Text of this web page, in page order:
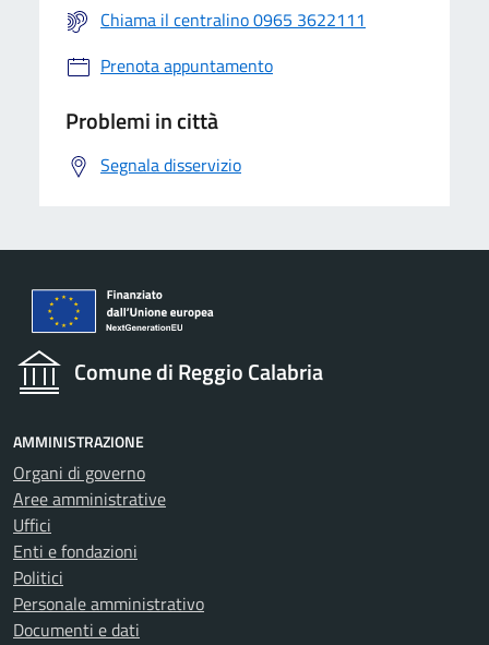
Chiama il centralino 0965 3622111
Prenota appuntamento
Problemi in città
Segnala disservizio
Comune di Reggio Calabria
AMMINISTRAZIONE
Organi di governo
Aree amministrative
Uffici
Enti e fondazioni
Politici
Personale amministrativo
Documenti e dati